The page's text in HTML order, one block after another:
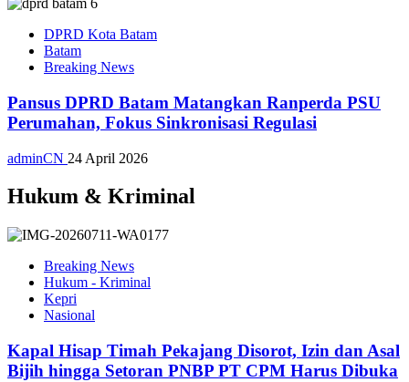
DPRD Kota Batam
Batam
Breaking News
Pansus DPRD Batam Matangkan Ranperda PSU
Perumahan, Fokus Sinkronisasi Regulasi
adminCN 24 April 2026
Hukum & Kriminal
Breaking News
Hukum - Kriminal
Kepri
Nasional
Kapal Hisap Timah Pekajang Disorot, Izin dan Asal
Bijih hingga Setoran PNBP PT CPM Harus Dibuka